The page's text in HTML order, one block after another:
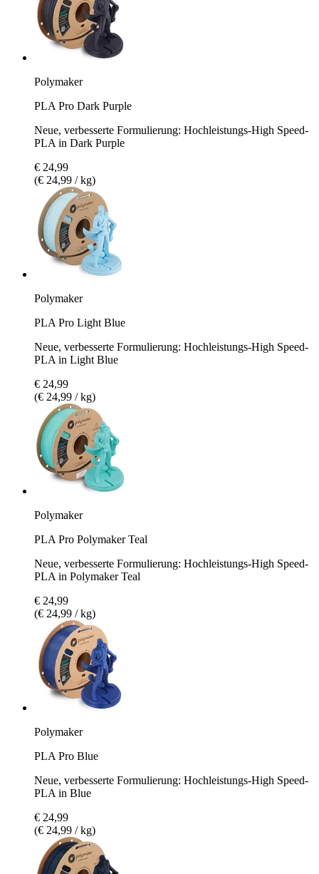
Polymaker
PLA Pro Dark Purple
Neue, verbesserte Formulierung: Hochleistungs-High Speed-
PLA in Dark Purple
€ 24,99
(€ 24,99 / kg)
Polymaker
PLA Pro Light Blue
Neue, verbesserte Formulierung: Hochleistungs-High Speed-
PLA in Light Blue
€ 24,99
(€ 24,99 / kg)
Polymaker
PLA Pro Polymaker Teal
Neue, verbesserte Formulierung: Hochleistungs-High Speed-
PLA in Polymaker Teal
€ 24,99
(€ 24,99 / kg)
Polymaker
PLA Pro Blue
Neue, verbesserte Formulierung: Hochleistungs-High Speed-
PLA in Blue
€ 24,99
(€ 24,99 / kg)